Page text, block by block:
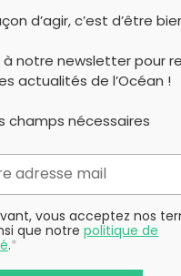
ARTICLE:
d’agir, c’est d’être
à notre newsletter pour
actualités de l’Océan !
champs nécessaires
vous acceptez nos
que notrepolitique de
.*